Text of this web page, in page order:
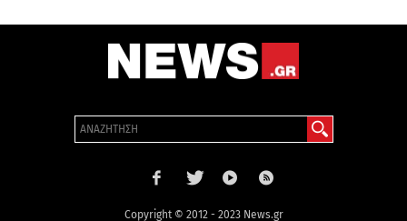
Copyright © 2012 - 2023 News.gr